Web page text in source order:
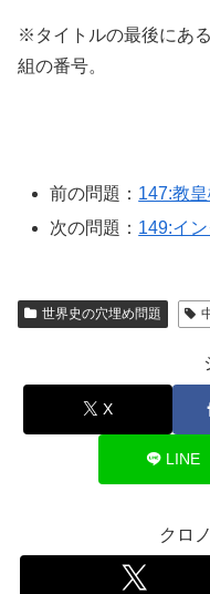
※タイトルの最後にあ
組の番号。
前の問題： 147:教
次の問題： 149:イ
世界史の穴埋め問題
X
LINE
クロ